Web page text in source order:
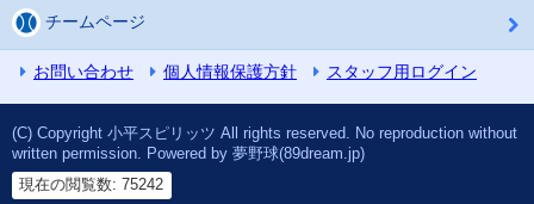
チームページ
お問い合わせ 個人情報保護方針 スタッフ用ログイン
(C) Copyright 小平スピリッツ All rights reserved. No reproduction without
written permission. Powered by 夢野球(89dream.jp)
現在の閲覧数: 75242